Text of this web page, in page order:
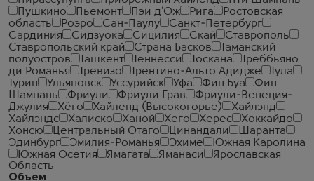
Пушкино
Пьемонт Пэи д'Ож Рига
Ростовская
область
Роэро Сан-Паулу
Санкт-Петербург
Сардиния
Сидзуока Сицилия Скай
Ставрополь
Ставропольский край
Страна Басков
Таманский
полуостров
Ташкент Теннесси Тоскана
Треббьяно
ди Романья
Тревизо Трентино-Альто Адидже
Тула
Турин
Ульяновск Уссурийск Уфа Фин Буа
Фин
Шампань
Фриули Фриули Грав
Фриули-Венеция-
Джулия
Хёго Хайленд (Высокогорье)
Хайлэнд
Хайлэндс
Халиско Ханой Хего Херес
Хоккайдо
Хонсю
Центральный Отаго Цинандали
Шаранта
Эдинбург
Эмилия-Романья Эхиме
Южная Каролина
Южная Осетия
Ямагата Яманаси
Ярославская
Область
Объем